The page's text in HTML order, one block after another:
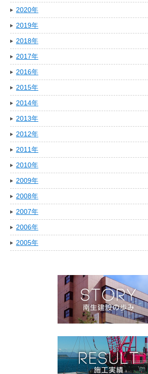
2020年
2019年
2018年
2017年
2016年
2015年
2014年
2013年
2012年
2011年
2010年
2009年
2008年
2007年
2006年
2005年